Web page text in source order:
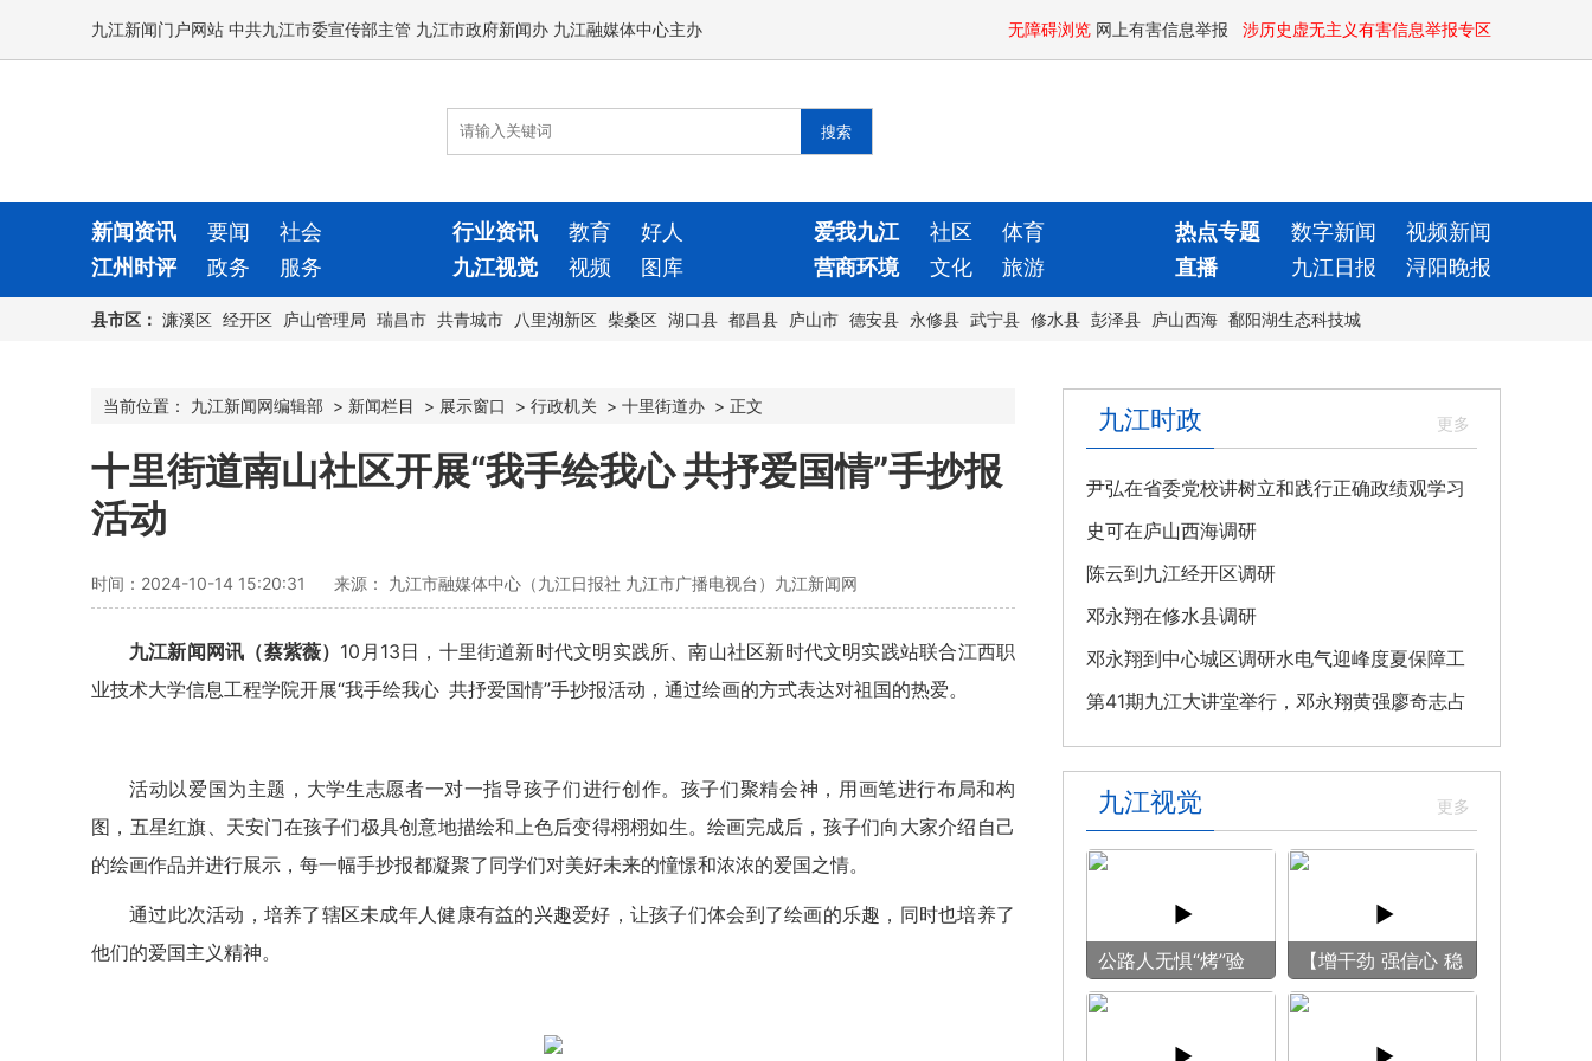
九江新闻门户网站 中共九江市委宣传部主管 九江市政府新闻办 九江融媒体中心主办 无障碍浏览 网上有害信息举报 涉历史虚无主义有害信息举报专区
新闻资讯 要闻 社会 行业资讯 教育 好人 爱我九江 社区 体育 热点专题 数字新闻
视频新闻
江州时评
政务 服务 九江视觉 视频 图库 营商环境 文化 旅游 直播 九江日报 浔阳晚报
县市区： 濂溪区 经开区 庐山管理局 瑞昌市 共青城市 八里湖新区 柴桑区 湖口县 都昌县 庐山市 德安县 永修县 武宁县 修水县 彭泽县 庐山西海 鄱阳湖生态科技城
当前位置： 九江新闻网编辑部 > 新闻栏目 > 展示窗口 > 行政机关 > 十里街道办 > 正文
十里街道南山社区开展“我手绘我心 共抒爱国情”手抄报
活动
时间：2024-10-14 15:20:31 来源： 九江市融媒体中心（九江日报社 九江市广播电视台）九江新闻网
九江新闻网讯（蔡紫薇） 10月13日，十里街道新时代文明实践所、南山社区新时代文明实践站联合江西职
业技术大学信息工程学院开展“我手绘我心 共抒爱国情”手抄报活动，通过绘画的方式表达对祖国的热爱。
活动以爱国为主题，大学生志愿者一对一指导孩子们进行创作。孩子们聚精会神，用画笔进行布局和构
图，五星红旗、天安门在孩子们极具创意地描绘和上色后变得栩栩如生。绘画完成后，孩子们向大家介绍自己
的绘画作品并进行展示，每一幅手抄报都凝聚了同学们对美好未来的憧憬和浓浓的爱国之情。
通过此次活动，培养了辖区未成年人健康有益的兴趣爱好，让孩子们体会到了绘画的乐趣，同时也培养了
他们的爱国主义精神。
九江时政
尹弘在省委党校讲树立和践行正确政绩观学习
教育专题党课
史可在庐山西海调研
陈云到九江经开区调研
邓永翔在修水县调研
邓永翔到中心城区调研水电气迎峰度夏保障工
作
第41期九江大讲堂举行，邓永翔黄强廖奇志占
勇出席
九江视觉
公路人无惧“烤”验
守护畅安旅途
【增干劲 强信心 稳
预期】赏古风游